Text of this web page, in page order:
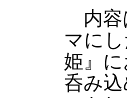
内容
マに
姫』
呑み